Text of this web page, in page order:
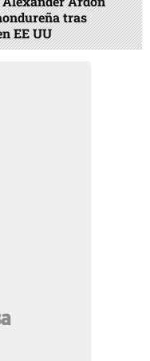
tras
EE UU